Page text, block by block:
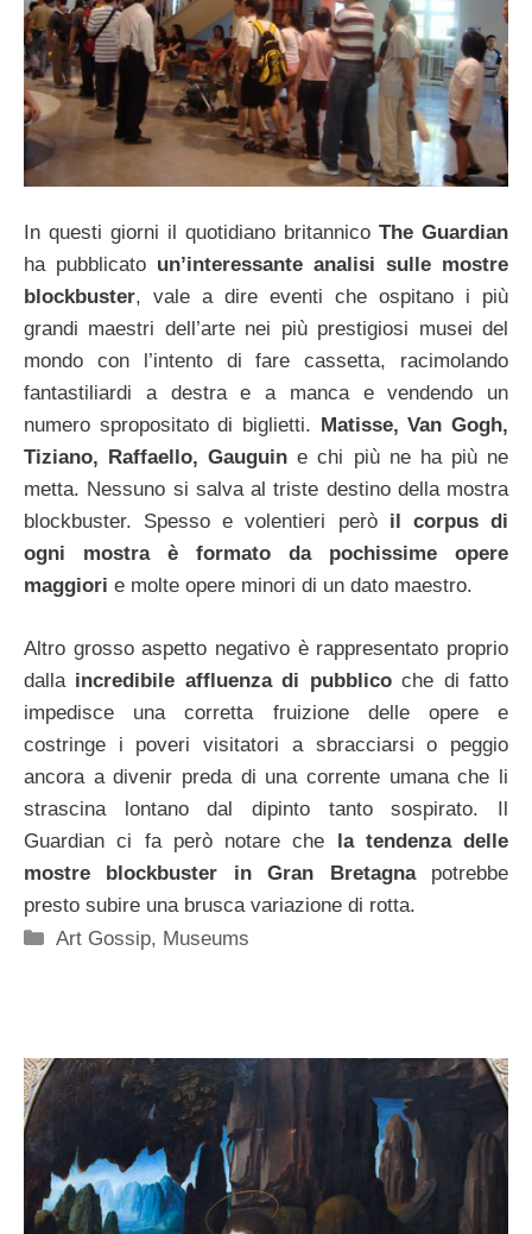
In questi giorni il quotidiano britannico The Guardian
ha pubblicato un’interessante analisi sulle mostre
blockbuster, vale a dire eventi che ospitano i più
grandi maestri dell’arte nei più prestigiosi musei del
mondo con l’intento di fare cassetta, racimolando
fantastiliardi a destra e a manca e vendendo un
numero spropositato di biglietti.
Matisse, Van Gogh,
Tiziano, Raffaello, Gauguine chi più ne ha più ne
metta. Nessuno si salva al triste destino della mostra
blockbuster. Spesso e volentieri però il corpus di
ogni mostra è formato da pochissime opere
maggiori e molte opere minori di un dato maestro.
Altro grosso aspetto negativo è rappresentato proprio
dalla incredibile affluenza di pubblicoche di fatto
impedisce una corretta fruizione delle opere e
costringe i poveri visitatori a sbracciarsi o peggio
ancora a divenir preda di una corrente umana che li
strascina lontano dal dipinto tanto sospirato. Il
Guardian ci fa però notare che la tendenza delle
mostre blockbuster in Gran Bretagnapotrebbe
presto subire una brusca variazione di rotta.
Categorie
Art Gossip, Museums